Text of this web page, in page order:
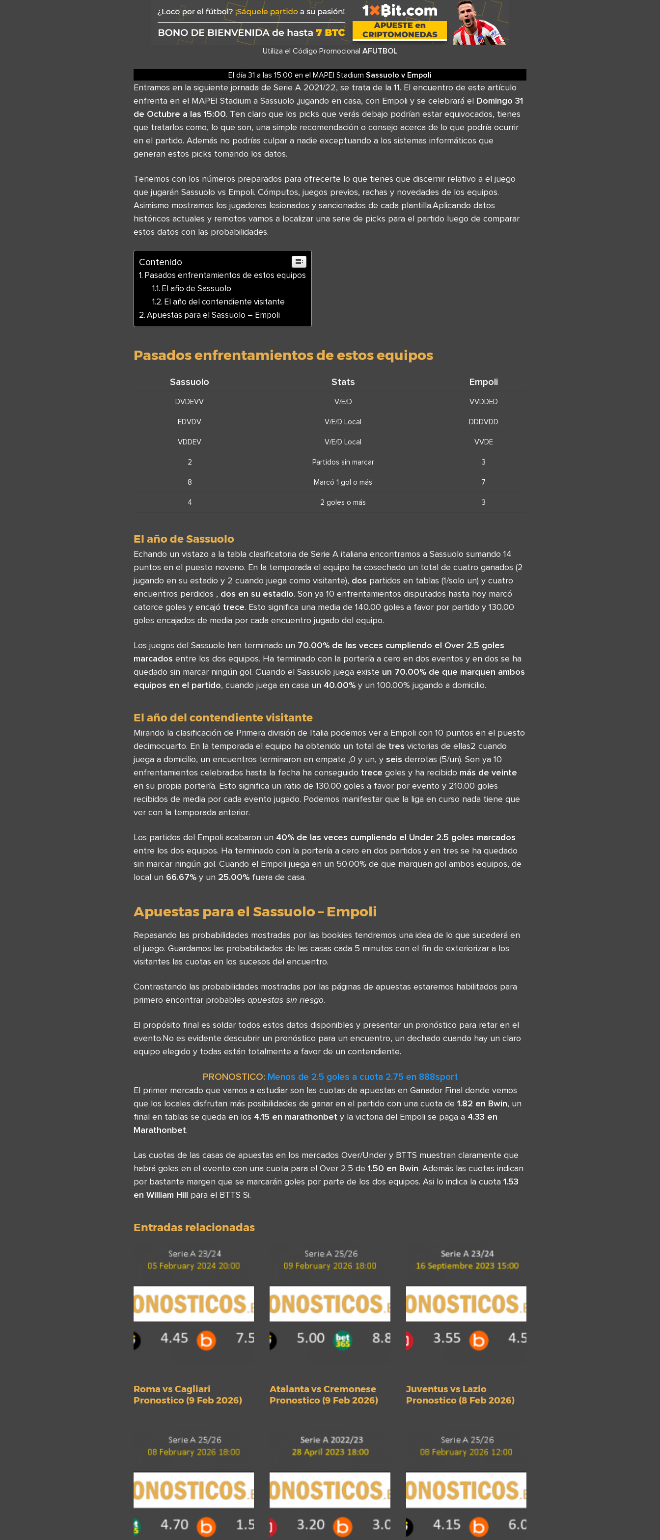
Utiliza el Código Promocional AFUTBOL
El día 31 a las 15:00 en el MAPEI Stadium Sassuolo v Empoli
Entramos en la siguiente jornada de Serie A 2021/22, se trata de la 11. El encuentro de este artículo
enfrenta en el MAPEI Stadium a Sassuolo ,jugando en casa, con Empoli y se celebrará el Domingo 31
de Octubre a las 15:00. Ten claro que los picks que verás debajo podrían estar equivocados, tienes
que tratarlos como, lo que son, una simple recomendación o consejo acerca de lo que podría ocurrir
en el partido. Además no podrías culpar a nadie exceptuando a los sistemas informáticos que
generan estos picks tomando los datos.
Tenemos con los números preparados para ofrecerte lo que tienes que discernir relativo a el juego
que jugarán Sassuolo vs Empoli. Cómputos, juegos previos, rachas y novedades de los equipos.
Asimismo mostramos los jugadores lesionados y sancionados de cada plantilla.Aplicando datos
históricos actuales y remotos vamos a localizar una serie de picks para el partido luego de comparar
estos datos con las probabilidades.
Contenido
Pasados enfrentamientos de estos equipos
El año de Sassuolo
El año del contendiente visitante
Apuestas para el Sassuolo – Empoli
Pasados enfrentamientos de estos equipos
Sassuolo Stats Empoli
DVDEVV V/E/D VVDDED
EDVDV V/E/D Local DDDVDD
VDDEV V/E/D Local VVDE
2 Partidos sin marcar 3
8 Marcó 1 gol o más 7
4 2 goles o más 3
El año de Sassuolo
Echando un vistazo a la tabla clasificatoria de Serie A italiana encontramos a Sassuolo sumando 14
puntos en el puesto noveno. En la temporada el equipo ha cosechado un total de cuatro ganados (2
jugando en su estadio y 2 cuando juega como visitante), dos partidos en tablas (1/solo un) y cuatro
encuentros perdidos , dos en su estadio. Son ya 10 enfrentamientos disputados hasta hoy marcó
catorce goles y encajó trece. Esto significa una media de 140.00 goles a favor por partido y 130.00
goles encajados de media por cada encuentro jugado del equipo.
Los juegos del Sassuolo han terminado un 70.00% de las veces cumpliendo el Over 2.5 goles
marcados entre los dos equipos. Ha terminado con la portería a cero en dos eventos y en dos se ha
quedado sin marcar ningún gol. Cuando el Sassuolo juega existe un 70.00% de que marquen ambos
equipos en el partido, cuando juega en casa un 40.00% y un 100.00% jugando a domicilio.
El año del contendiente visitante
Mirando la clasificación de Primera división de Italia podemos ver a Empoli con 10 puntos en el puesto
decimocuarto. En la temporada el equipo ha obtenido un total de tres victorias de ellas2 cuando
juega a domicilio, un encuentros terminaron en empate ,0 y un, y seis derrotas (5/un). Son ya 10
enfrentamientos celebrados hasta la fecha ha conseguido trece goles y ha recibido más de veinte
en su propia portería. Esto significa un ratio de 130.00 goles a favor por evento y 210.00 goles
recibidos de media por cada evento jugado. Podemos manifestar que la liga en curso nada tiene que
ver con la temporada anterior.
Los partidos del Empoli acabaron un 40% de las veces cumpliendo el Under 2.5 goles marcados
entre los dos equipos. Ha terminado con la portería a cero en dos partidos y en tres se ha quedado
sin marcar ningún gol. Cuando el Empoli juega en un 50.00% de que marquen gol ambos equipos, de
local un 66.67% y un 25.00% fuera de casa.
Apuestas para el Sassuolo – Empoli
Repasando las probabilidades mostradas por las bookies tendremos una idea de lo que sucederá en
el juego. Guardamos las probabilidades de las casas cada 5 minutos con el fin de exteriorizar a los
visitantes las cuotas en los sucesos del encuentro.
Contrastando las probabilidades mostradas por las páginas de apuestas estaremos habilitados para
primero encontrar probables apuestas sin riesgo.
El propósito final es soldar todos estos datos disponibles y presentar un pronóstico para retar en el
evento.No es evidente descubrir un pronóstico para un encuentro, un dechado cuando hay un claro
equipo elegido y todas están totalmente a favor de un contendiente.
PRONOSTICO: Menos de 2.5 goles a cuota 2.75 en 888sport
El primer mercado que vamos a estudiar son las cuotas de apuestas en Ganador Final donde vemos
que los locales disfrutan más posibilidades de ganar en el partido con una cuota de 1.82 en Bwin, un
final en tablas se queda en los 4.15 en marathonbet y la victoria del Empoli se paga a 4.33 en
Marathonbet.
Las cuotas de las casas de apuestas en los mercados Over/Under y BTTS muestran claramente que
habrá goles en el evento con una cuota para el Over 2.5 de 1.50 en Bwin. Además las cuotas indican
por bastante margen que se marcarán goles por parte de los dos equipos. Asi lo indica la cuota 1.53
en William Hill para el BTTS Si.
Entradas relacionadas
Roma vs Cagliari
Pronostico (9 Feb 2026)
Atalanta vs Cremonese
Pronostico (9 Feb 2026)
Juventus vs Lazio
Pronostico (8 Feb 2026)